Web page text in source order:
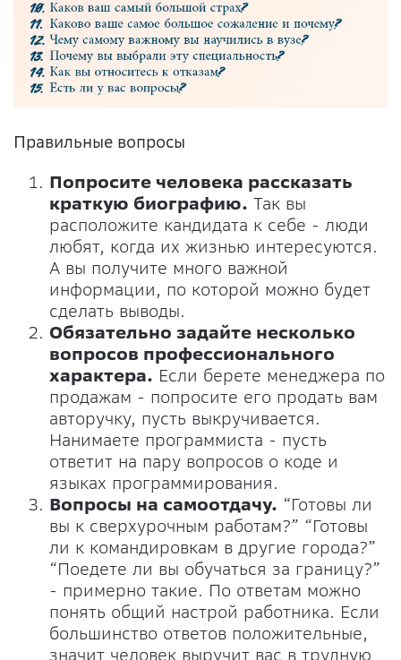
Правильные вопросы
Попросите человека рассказать
краткую биографию. Так вы
расположите кандидата к себе - люди
любят, когда их жизнью интересуются.
А вы получите много важной
информации, по которой можно будет
сделать выводы.
Обязательно задайте несколько
вопросов профессионального
характера. Если берете менеджера по
продажам - попросите его продать вам
авторучку, пусть выкручивается.
Нанимаете программиста - пусть
ответит на пару вопросов о коде и
языках программирования.
Вопросы на самоотдачу. “Готовы ли
вы к сверхурочным работам?” “Готовы
ли к командировкам в другие города?”
“Поедете ли вы обучаться за границу?”
- примерно такие. По ответам можно
понять общий настрой работника. Если
большинство ответов положительные,
значит человек выручит вас в трудную